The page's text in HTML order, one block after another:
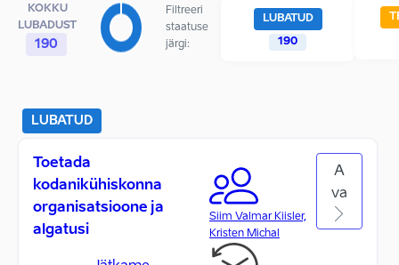
KOKKU
LUBADUST
190
Filtreeri
staatuse
järgi:
LUBATUD
190
LUBATUD
Toetada
kodanikühiskonna
organisatsioone ja
algatusi
Siim Valmar Kiisler,
Kristen Michal
A
va